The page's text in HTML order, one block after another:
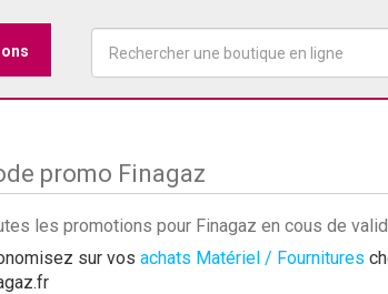
promo Finagaz
les promotions pour Finagaz en cous de
sur vos achats Matériel / Fournitures